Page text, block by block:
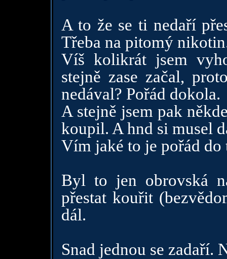
A to že se ti nedaří
Třeba na pitomý
Víš kolikrát jsem
stejně zase začal,
nedával? Pořád dokola.
A stejně jsem pak
koupil. A hnd si musel
Vím jaké to je pořád do
Byl to jen obrovská
přestat kouřit
dál.
Snad jednou se zadaří.